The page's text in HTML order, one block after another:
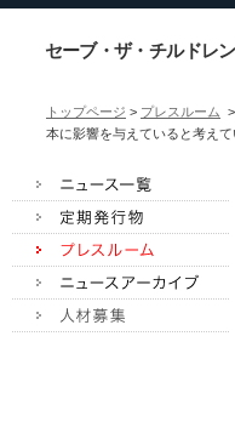
セーブ・ザ・チルドレ
トップページ > プレスルーム
本に影響を与えていると考え